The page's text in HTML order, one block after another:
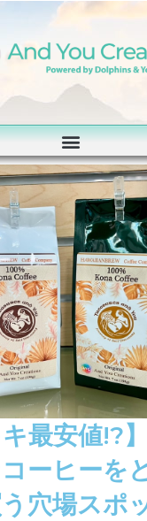
キ最安値!?
ーヒーを
穴場スポ